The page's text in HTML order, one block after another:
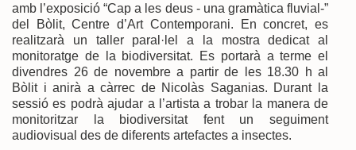
amb l’exposició “Cap a les deus - una gramàtica fluvial-”
del Bòlit, Centre d’Art Contemporani. En concret, es
realitzarà un taller paral·lel a la mostra dedicat al
monitoratge de la biodiversitat. Es portarà a terme el
divendres 26 de novembre a partir de les 18.30 h al
Bòlit i anirà a càrrec de Nicolàs Saganias. Durant la
sessió es podrà ajudar a l’artista a trobar la manera de
monitoritzar la biodiversitat fent un seguiment
audiovisual des de diferents artefactes a insectes.